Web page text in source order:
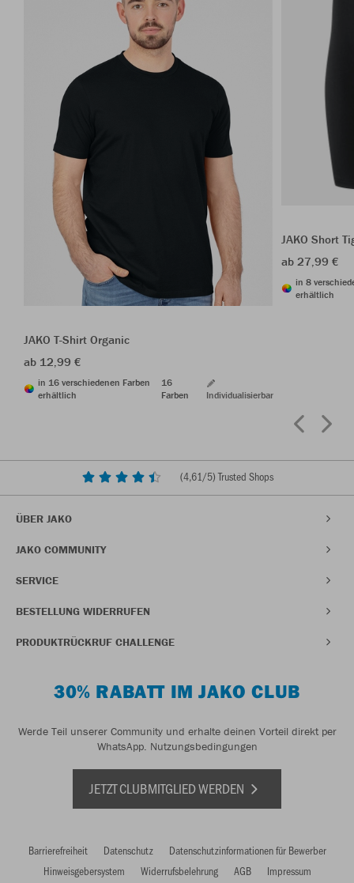
JAKO T-Shirt Organic
ab 12,99 €
in 16 verschiedenen Farben
erhältlich
16
Farben
Individualisierbar
JAKO Short
ab 27,99 €
in 8
erhältlich
(4,61/5) Trusted Shops
ÜBER JAKO
JAKO COMMUNITY
SERVICE
BESTELLUNG WIDERRUFEN
PRODUKTRÜCKRUF CHALLENGE
30% RABATT IM JAKO CLUB
Werde Teil unserer Community und erhalte deinen Vorteil direkt per
WhatsApp. Nutzungsbedingungen
JETZT CLUBMITGLIED WERDEN
Barrierefreiheit Datenschutz
Datenschutzinformationen für Bewerber
Hinweisgebersystem
Widerrufsbelehrung AGB Impressum